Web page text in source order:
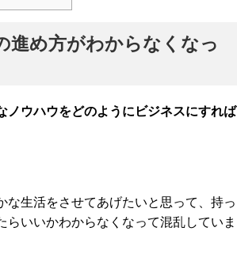
進め方がわからなくなっ
ノウハウをどのようにビジネスにすれば
な生活をさせてあげたいと思って、持っ
いいかわからなくなって混乱していま